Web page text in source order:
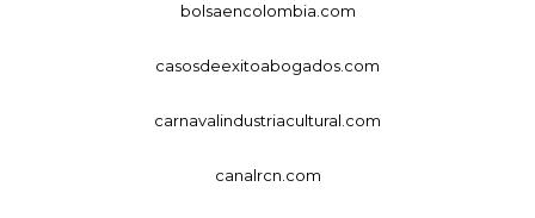
bolsaencolombia.com
casosdeexitoabogados.com
carnavalindustriacultural.com
canalrcn.com